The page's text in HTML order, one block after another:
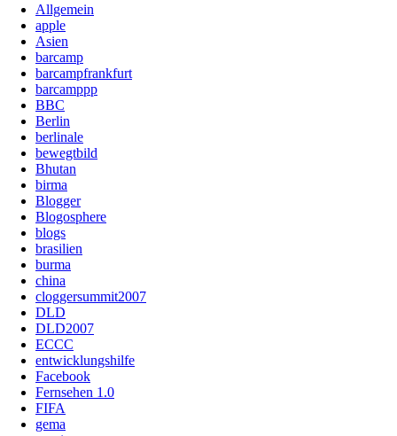
Allgemein
apple
Asien
barcamp
barcampfrankfurt
barcamppp
BBC
Berlin
berlinale
bewegtbild
Bhutan
birma
Blogger
Blogosphere
blogs
brasilien
burma
china
cloggersummit2007
DLD
DLD2007
ECCC
entwicklungshilfe
Facebook
Fernsehen 1.0
FIFA
gema